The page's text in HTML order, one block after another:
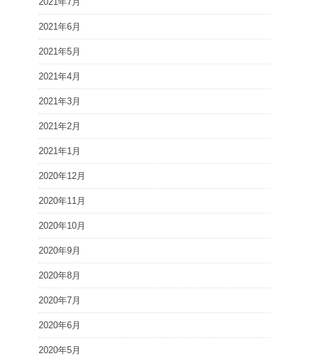
2021年6月
2021年5月
2021年4月
2021年3月
2021年2月
2021年1月
2020年12月
2020年11月
2020年10月
2020年9月
2020年8月
2020年7月
2020年6月
2020年5月